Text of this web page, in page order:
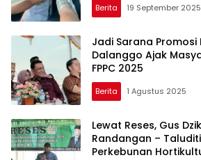
Berita 19 September 2025
Jadi Sarana Promosi
Dalanggo Ajak
FPPC 2025
Berita 1 Agustus 2025
Lewat Reses, Gus
Randangan –
Perkebunan